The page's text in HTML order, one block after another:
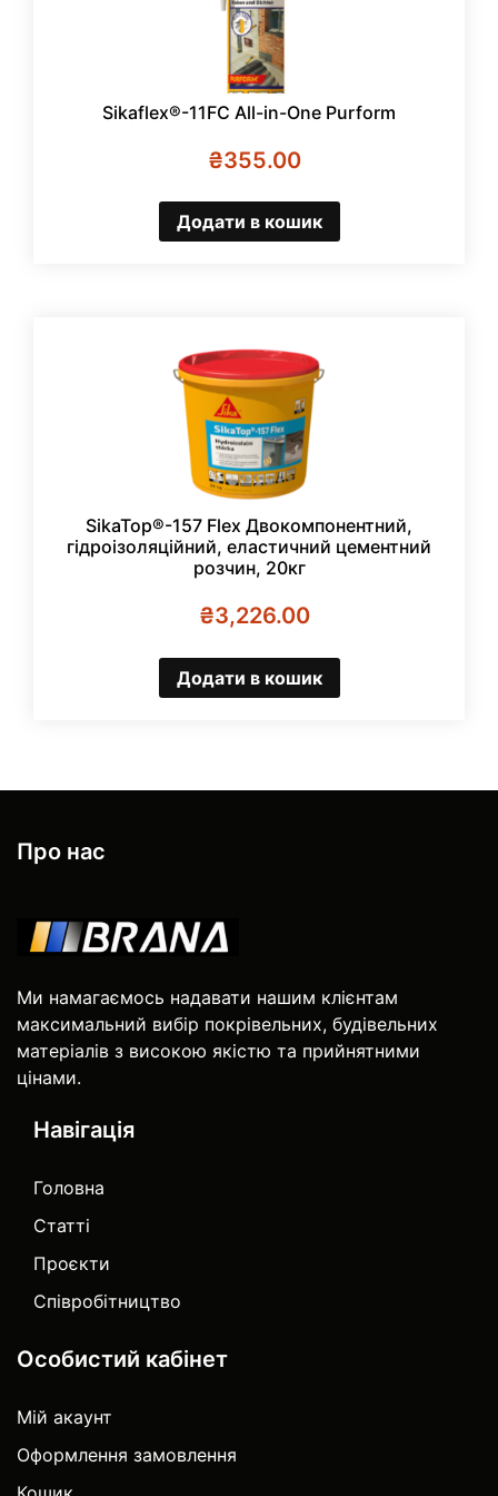
Sikaflex®-11FC All-in-One Purform
₴355.00
Додати в кошик
SikaTop®-157 Flex Двокомпонентний,
гідроізоляційний, еластичний цементний
розчин, 20кг
₴3,226.00
Додати в кошик
Про нас
Ми намагаємось надавати нашим клієнтам
максимальний вибір покрівельних, будівельних
матеріалів з високою якістю та прийнятними
цінами.
Навігація
Головна
Статті
Проєкти
Співробітництво
Особистий кабінет
Мій акаунт
Оформлення замовлення